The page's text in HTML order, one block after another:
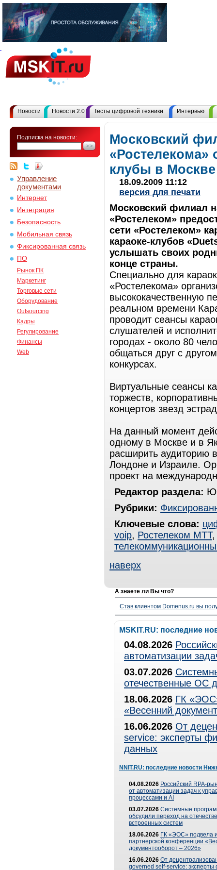
Новости Новости 2.0 Тесты цифровой техники Интервью
Подписка на новости:
Управление
документами
Интернет
Интеграция
Безопасность
Мобильная связь
Фиксированная связь
ПО
Рынок ПК
Маркетинг
Торговые сети
Оборудование
Outsourcing
Кадры
Регулирование
Финансы
Web
Московский
«Ростелекома»
клубы в Москве
18.09.2009 11:12
версия для печати
Московский филиал
«Ростелеком»
сети «Ростелеком»
караоке-клубов
услышать своих
конце страны.
Специально для
«Ростелекома»
высококачественную
реальном времени
проводит сеансы
слушателей и
городах - около 80
общаться друг с
конкурсах.
Виртуальные сеансы
торжеств,
концертов звезд
На данный момент
одному в Москве и в
расширить аудиторию
Лондоне и Израиле.
проект на
Редактор раздела:
Рубрики:
Ключевые слова:
voip, Ростелеком МТТ
наверх
А знаете ли Вы что?
Став клиентом Domenus.ru вы
MSKIT.RU: последние
04.08.2026
автоматизации
03.07.2026
отечественные ОС
18.06.2026 ГК
«Весенний
16.06.2026 От
service: эксперты
данных
NNIT.RU: последние новости
04.08.2026 Российский RPA-
от автоматизации задач к
процессами и AI
03.07.2026 Системные
обсудили переход на
встроенных систем
18.06.2026 ГК «ЭОС» подвела
партнерской конференции
документооборот – 2026»
16.06.2026 От
governed self-service: эксперты